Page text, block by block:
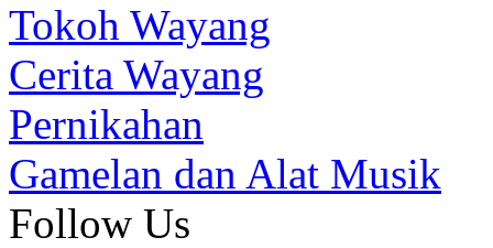
Tokoh Wayang
Cerita Wayang
Pernikahan
Gamelan dan Alat Musik
Follow Us